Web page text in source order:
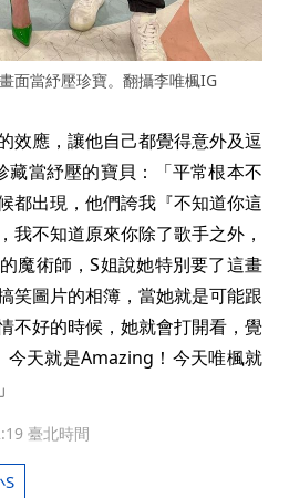
面當紓壓珍寶。翻攝李唯楓IG
效應，讓他自己都覺得意外及逗
藏當紓壓的寶貝：「平常根本不
都出現，他們誇我『不知道你這
我不知道原來你除了歌手之外，
魔術師，S姐說她特別要了這畫
笑圖片的相簿，當她就是可能跟
不好的時候，她就會打開看，覺
今天就是Amazing！今天唯楓就
臺北時間
S